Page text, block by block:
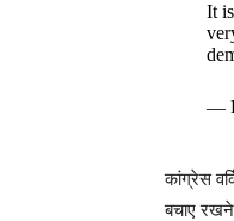
It
—
कांग्रेस
बचाए रखने